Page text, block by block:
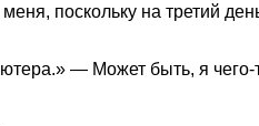
поскольку на третий
— Может быть, я чего-